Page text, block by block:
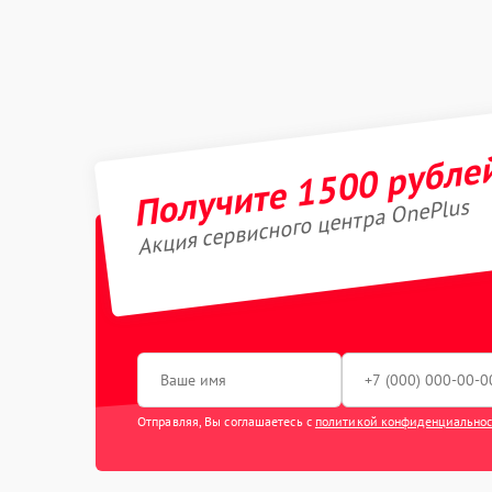
Получите 1500
Акция сервисного центра OnePlus
Отправляя, Вы соглашаетесь с политикой